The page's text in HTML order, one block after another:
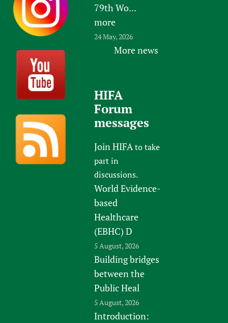
79th Wo...
more
24 May, 2026
More news
HIFA
Forum
messages
Join HIFAto take
part in
discussions.
World Evidence-
based
Healthcare
(EBHC) D
5 August, 2026
Building bridges
between the
Public Heal
5 August, 2026
Introduction: